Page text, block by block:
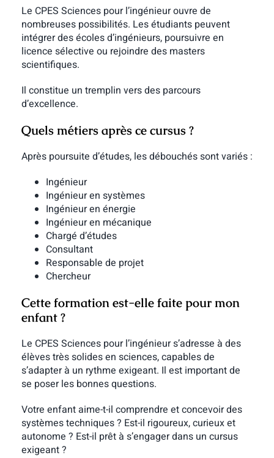
Le CPES Sciences pour l’ingénieur ouvre de
nombreuses possibilités. Les étudiants peuvent
intégrer des écoles d’ingénieurs, poursuivre en
licence sélective ou rejoindre des masters
scientifiques.
Il constitue un tremplin vers des parcours
d’excellence.
Quels métiers après ce cursus ?
Après poursuite d’études, les débouchés sont variés :
Ingénieur
Ingénieur en systèmes
Ingénieur en énergie
Ingénieur en mécanique
Chargé d’études
Consultant
Responsable de projet
Chercheur
Cette formation est-elle faite pour mon
enfant ?
Le CPES Sciences pour l’ingénieur s’adresse à des
élèves très solides en sciences, capables de
s’adapter à un rythme exigeant. Il est important de
se poser les bonnes questions.
Votre enfant aime-t-il comprendre et concevoir des
systèmes techniques ? Est-il rigoureux, curieux et
autonome ? Est-il prêt à s’engager dans un cursus
exigeant ?